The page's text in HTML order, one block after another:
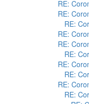
RE:
RE:
RE:
RE:
RE:
RE:
RE:
RE:
RE:
RE: